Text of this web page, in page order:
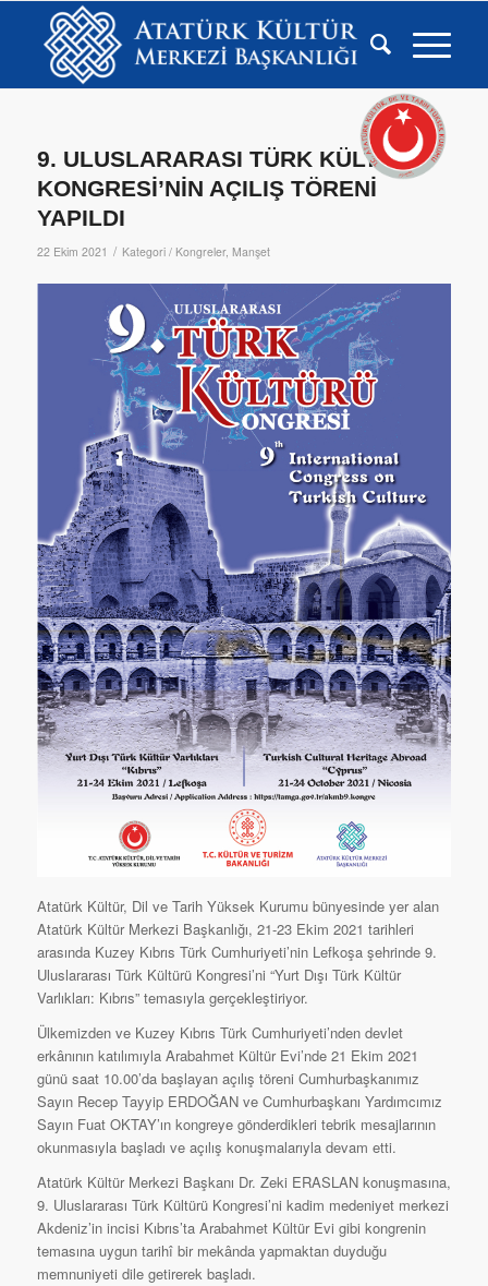
9. ULUSLARARASI TÜRK KÜLTÜRÜ
KONGRESİ’NİN AÇILIŞ TÖRENİ
YAPILDI
22 Ekim 2021 / Kategori / Kongreler, Manşet
Atatürk Kültür, Dil ve Tarih Yüksek Kurumu bünyesinde yer alan
Atatürk Kültür Merkezi Başkanlığı, 21-23 Ekim 2021 tarihleri
arasında Kuzey Kıbrıs Türk Cumhuriyeti’nin Lefkoşa şehrinde 9.
Uluslararası Türk Kültürü Kongresi’ni “Yurt Dışı Türk Kültür
Varlıkları: Kıbrıs” temasıyla gerçekleştiriyor.
Ülkemizden ve Kuzey Kıbrıs Türk Cumhuriyeti’nden devlet
erkânının katılımıyla Arabahmet Kültür Evi’nde 21 Ekim 2021
günü saat 10.00’da başlayan açılış töreni Cumhurbaşkanımız
Sayın Recep Tayyip ERDOĞAN ve Cumhurbaşkanı Yardımcımız
Sayın Fuat OKTAY’ın kongreye gönderdikleri tebrik mesajlarının
okunmasıyla başladı ve açılış konuşmalarıyla devam etti.
Atatürk Kültür Merkezi Başkanı Dr. Zeki ERASLAN konuşmasına,
9. Uluslararası Türk Kültürü Kongresi’ni kadim medeniyet merkezi
Akdeniz’in incisi Kıbrıs’ta Arabahmet Kültür Evi gibi kongrenin
temasına uygun tarihî bir mekânda yapmaktan duyduğu
memnuniyeti dile getirerek başladı.